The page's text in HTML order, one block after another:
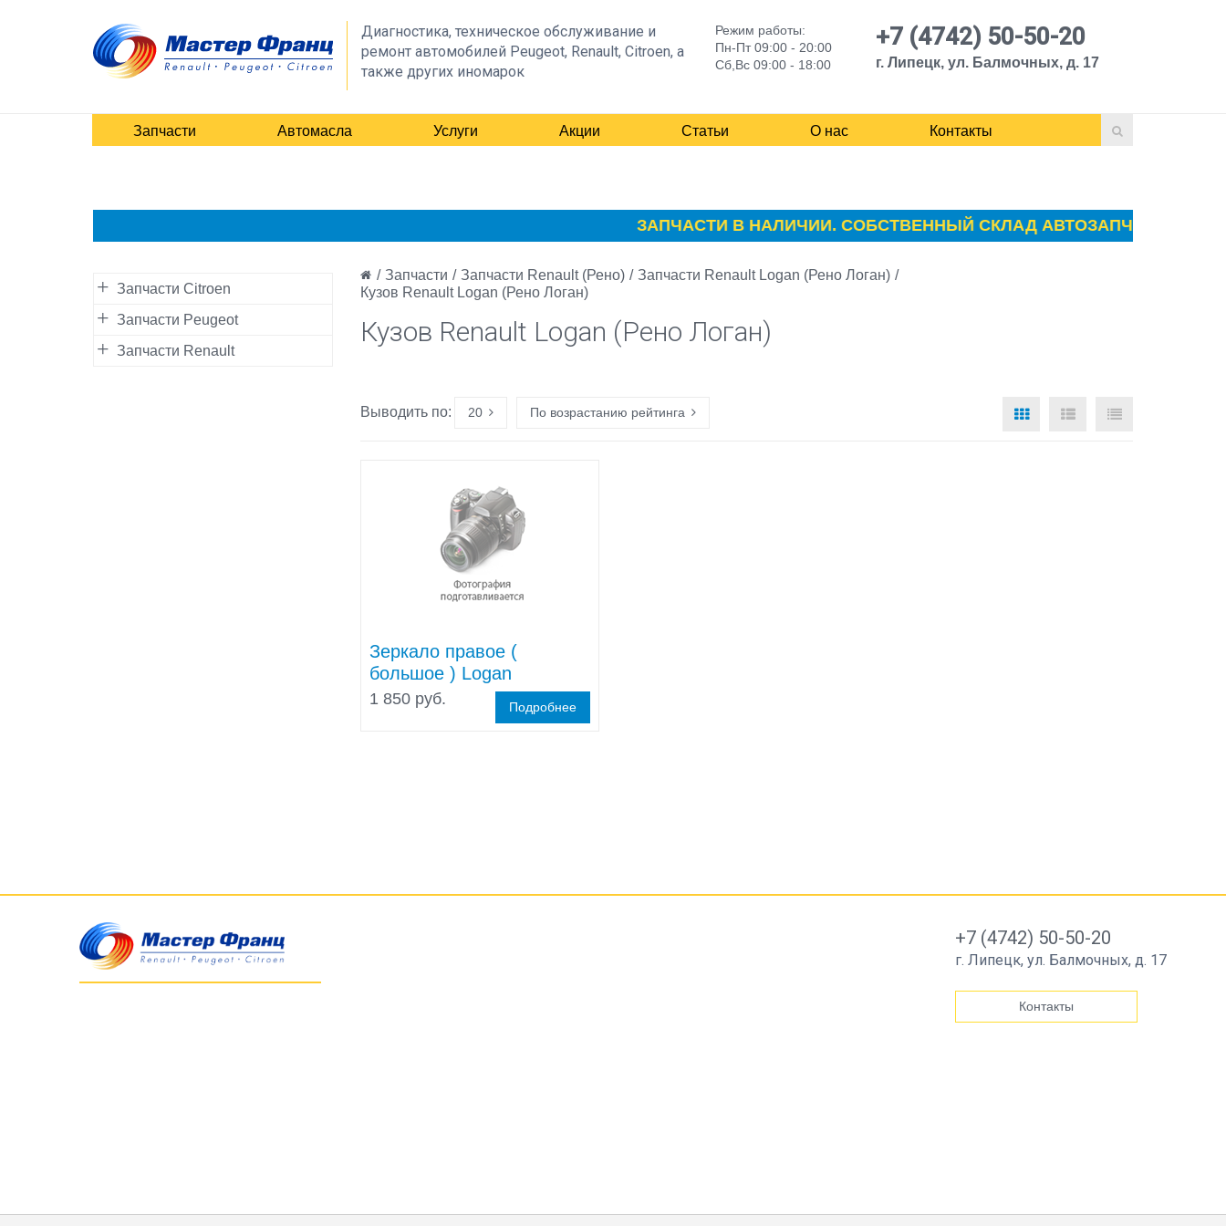
Диагностика, техническое обслуживание и
ремонт автомобилей Peugeot, Renault, Citroen, а
также других иномарок
Режим работы:
Пн-Пт 09:00 - 20:00
Сб,Вс 09:00 - 18:00
+7 (4742) 50-50-20
г. Липецк, ул. Балмочных, д. 17
Запчасти Автомасла Услуги Акции Статьи О нас Контакты
ЗАПЧАСТИ В НАЛИЧИИ. СОБСТВЕННЫЙ СКЛАД АВТОЗАПЧАСТЕЙ ПЕЖО
/ Запчасти / Запчасти Renault (Рено) / Запчасти Renault Logan (Рено Логан) /
Кузов Renault Logan (Рено Логан)
Кузов Renault Logan (Рено Логан)
Выводить по: 20 По возрастанию рейтинга
Зеркало правое (
большое ) Logan
1 850 руб. Подробнее
Запчасти Citroen
Запчасти Peugeot
Запчасти Renault
+7 (4742) 50-50-20
г. Липецк, ул. Балмочных, д. 17
Контакты